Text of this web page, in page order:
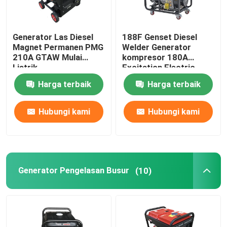
Kontrol kualitas
Hubungi kami
Berita
kasus
Generator Pengelasan Busur
Generator Las Diesel
Magnet Permanen PMG
210A GTAW Mulai
Listrik
Harga terbaik
Hubungi kami
188F Genset Diesel
Welder Generator
kompresor 180A
Excitation Electric
Start
Harga terbaik
Hubungi kami
Generator Pengelasan Busur (10)